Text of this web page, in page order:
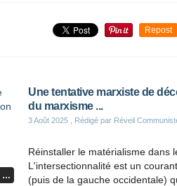
Repost
…
Une tentative marxiste de
du marxisme ...
3 Août 2025 , Rédigé par Réveil
Réinstaller le matérialisme dans
L'intersectionnalité est un
(puis de la gauche occidentale)